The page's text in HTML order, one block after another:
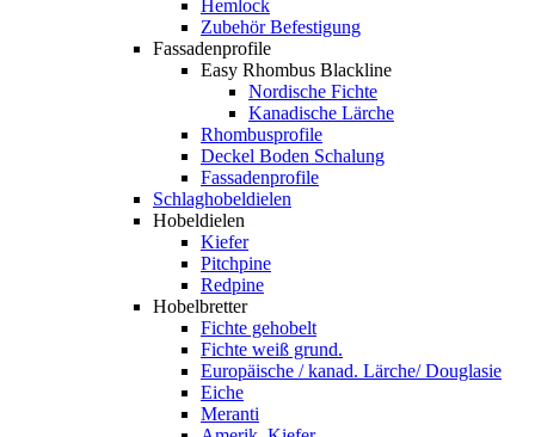
Hemlock
Zubehör Befestigung
Fassadenprofile
Easy Rhombus Blackline
Nordische Fichte
Kanadische Lärche
Rhombusprofile
Deckel Boden Schalung
Fassadenprofile
Schlaghobeldielen
Hobeldielen
Kiefer
Pitchpine
Redpine
Hobelbretter
Fichte gehobelt
Fichte weiß grund.
Europäische / kanad. Lärche/ Douglasie
Eiche
Meranti